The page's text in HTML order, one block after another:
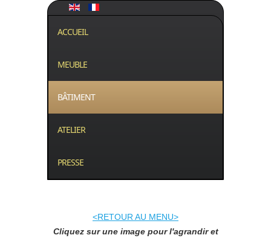
ACCUEIL
MEUBLE
BÂTIMENT
ATELIER
PRESSE
<RETOUR AU MENU>
Cliquez sur une image pour l'agrandir et